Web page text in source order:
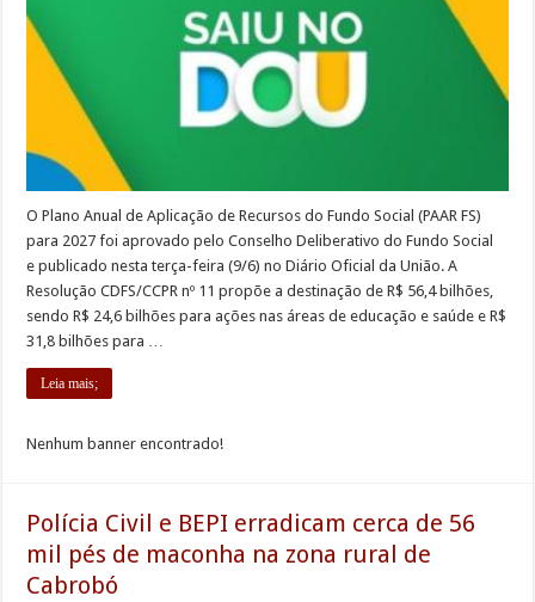
O Plano Anual de Aplicação de Recursos do Fundo Social (PAAR FS)
para 2027 foi aprovado pelo Conselho Deliberativo do Fundo Social
e publicado nesta terça-feira (9/6) no Diário Oficial da União. A
Resolução CDFS/CCPR nº 11 propõe a destinação de R$ 56,4 bilhões,
sendo R$ 24,6 bilhões para ações nas áreas de educação e saúde e R$
31,8 bilhões para …
Leia mais;
Nenhum banner encontrado!
Polícia Civil e BEPI erradicam cerca de 56
mil pés de maconha na zona rural de
Cabrobó